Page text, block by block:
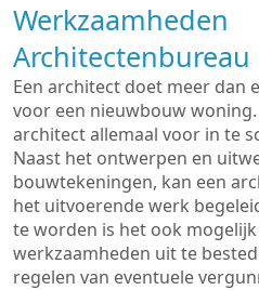
Werkzaamheden
Architectenbureau
Een architect doet meer dan
voor een nieuwbouw
architect allemaal voor in te
Naast het ontwerpen en
bouwtekeningen, kan een
het uitvoerende werk
te worden is het ook
werkzaamheden uit te
regelen van eventuele